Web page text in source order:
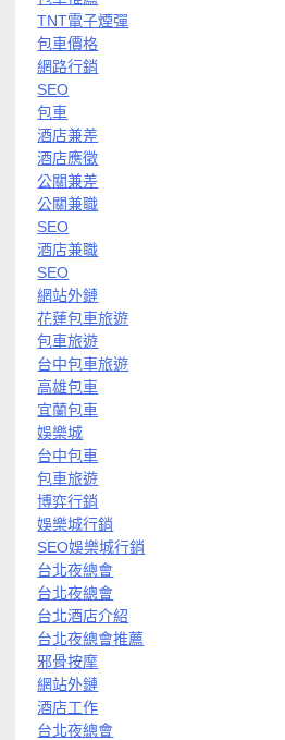
TNT電子煙彈
包車價格
網路行銷
SEO
包車
酒店兼差
酒店應徵
公關兼差
公關兼職
SEO
酒店兼職
SEO
網站外鏈
花蓮包車旅遊
包車旅遊
台中包車旅遊
高雄包車
宜蘭包車
娛樂城
台中包車
包車旅遊
博弈行銷
娛樂城行銷
SEO娛樂城行銷
台北夜總會
台北夜總會
台北酒店介紹
台北夜總會推薦
邪骨按摩
網站外鏈
酒店工作
台北夜總會